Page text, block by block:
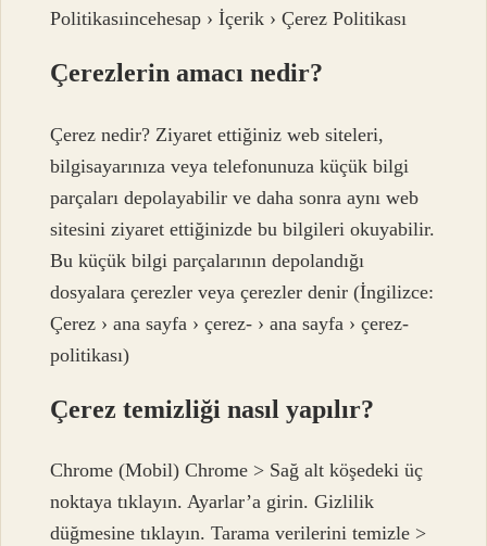
Politikasıincehesap › İçerik › Çerez Politikası
Çerezlerin amacı nedir?
Çerez nedir? Ziyaret ettiğiniz web siteleri,
bilgisayarınıza veya telefonunuza küçük bilgi
parçaları depolayabilir ve daha sonra aynı web
sitesini ziyaret ettiğinizde bu bilgileri okuyabilir.
Bu küçük bilgi parçalarının depolandığı
dosyalara çerezler veya çerezler denir (İngilizce:
Çerez › ana sayfa › çerez- › ana sayfa › çerez-
politikası)
Çerez temizliği nasıl yapılır?
Chrome (Mobil) Chrome > Sağ alt köşedeki üç
noktaya tıklayın. Ayarlar’a girin. Gizlilik
düğmesine tıklayın. Tarama verilerini temizle >